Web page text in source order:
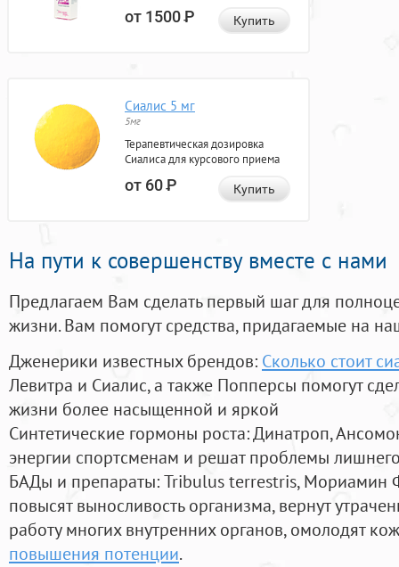
от 1500Р Купить
Сиалис 5 мг
5мг
Терапевтическая дозировка
Сиалиса для курсового приема
от 60Р Купить
На пути к совершенству вместе с нами
Предлагаем Вам сделать первый шаг для
жизни. Вам помогут средства, придагаемые на
Дженерики известных брендов: Сколько стоит
Левитра и Сиалис, а также Попперсы помогут
жизни более насыщенной и яркой
Синтетические гормоны роста: Динатроп,
энергии спортсменам и решат проблемы
БАДы и препараты:Tribulus terrestris, Мориамин
повысят выносливость организма, вернут
работу многих внутренних органов, омолодят
повышения потенции.